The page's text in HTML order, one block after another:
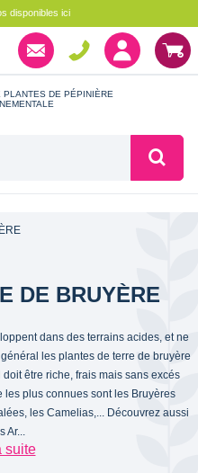
disponibles ici
PLANTES DE PÉPINIÈRE
DE BRUYÈRE
dans des terrains acides, et ne
les plantes de terre de bruyère
être riche, frais mais sans excés
plus connues sont les Bruyères
les Camelias,... Découvrez aussi
suite